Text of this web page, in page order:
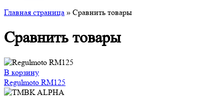
Главная страница » Сравнить товары
Сравнить товары
В корзину
Regulmoto RM125